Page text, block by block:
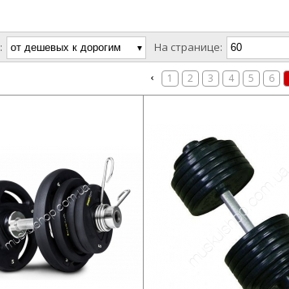
На странице:
1 2 3 4 5 6